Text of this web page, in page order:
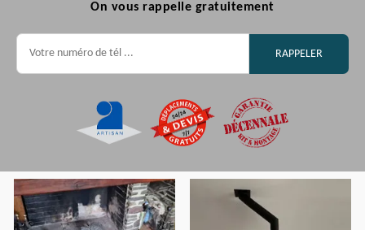
On vous rappelle gratuitement